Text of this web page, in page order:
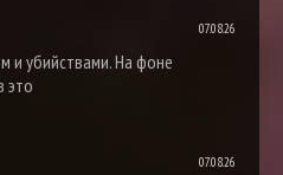
07.08.26
и убийствами. На фоне
это
07.08.26